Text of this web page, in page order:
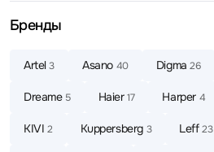
Бренды
Artel3 Asano 40 Digma26
Dreame 5 Haier17 Harper 4
KIVI 2 Kuppersberg 3 Leff23